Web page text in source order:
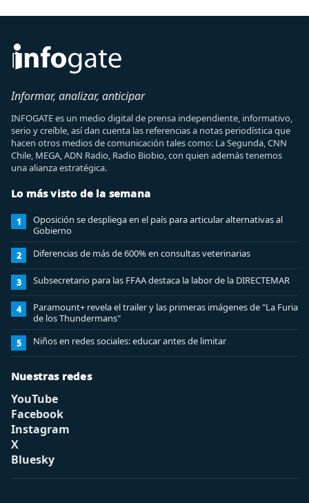
Informar, analizar, anticipar
INFOGATE es un medio digital de prensa independiente, informativo,
serio y creíble, así dan cuenta las referencias a notas periodística que
hacen otros medios de comunicación tales como: La Segunda, CNN
Chile, MEGA, ADN Radio, Radio Biobio, con quien además tenemos
una alianza estratégica.
Lo más visto de la semana
1
Oposición se despliega en el país para articular alternativas al
Gobierno
2 Diferencias de más de 600% en consultas veterinarias
3 Subsecretario para las FFAA destaca la labor de la DIRECTEMAR
4
Paramount+ revela el trailer y las primeras imágenes de "La Furia
de los Thundermans"
5 Niños en redes sociales: educar antes de limitar
Nuestras redes
YouTube
Facebook
Instagram
X
Bluesky